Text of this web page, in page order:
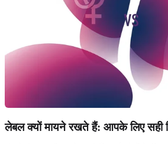
लेबल क्यों मायने रखते हैं: आपके लिए सही